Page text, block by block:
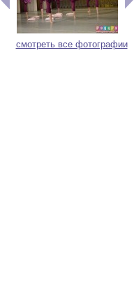
смотреть все фотографии